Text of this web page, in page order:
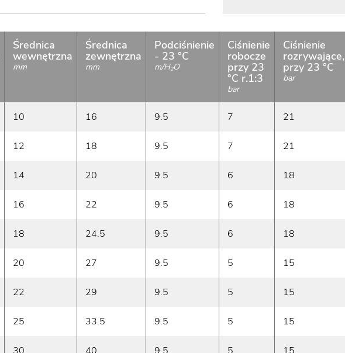
Średnica
wewnętrzna
mm
Średnica
zewnętrzna
mm
Podciśnienie
- 23 °C
m/H2O
Ciśnienie
robocze
przy 23
°C r.1:3
bar
Ciśnienie
rozrywające,
przy 23 °C
bar
10 16 9.5 7 21
12 18 9.5 7 21
14 20 9.5 6 18
16 22 9.5 6 18
18 24.5 9.5 6 18
20 27 9.5 5 15
22 29 9.5 5 15
25 33.5 9.5 5 15